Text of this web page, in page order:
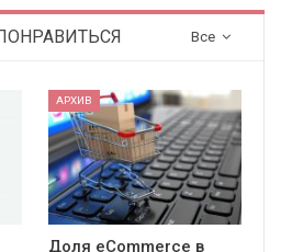
Все
АРХИВ
Доля eCommerce в